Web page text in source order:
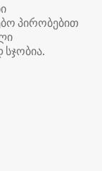
პირობებით
სჯობია.